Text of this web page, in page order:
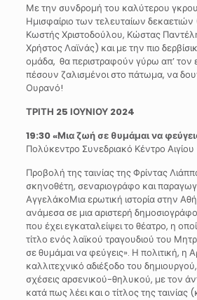
Με την συνδρομή του καλύτερου
Ημισφαίριο των τελευταίων
Κωστής Χριστοδούλου, Κώστας
Χρήστος Λαϊνάς) και με την πιο
ομάδα, θα περιστραφούν γύρω απ’ τον
πέσουν ζαλισμένοι στο πάτωμα, να
Ουρανό!
ΤΡΙΤΗ 25 ΙΟΥΝΙΟΥ 2024
19:30«Μια ζωή σε θυμάμαι να
Πολύκεντρο Συνεδριακό Κέντρο Αιγίου
Προβολή της ταινίας της Φρίντας
σκηνοθέτη, σεναριογράφο και
ΑγγελάκοΜια ερωτική ιστορία στην
ανάμεσα σε μια αριστερή
που έχει εγκαταλείψει το θέατρο, η
τίτλο ενός λαϊκού τραγουδιού του
σε θυμάμαι να φεύγεις». Η πολιτική, η
καλλιτεχνικό αδιέξοδο του
σχέσεις αρσενικού-θηλυκού, με τον
κατά πως λέει και ο τίτλος της ταινίας